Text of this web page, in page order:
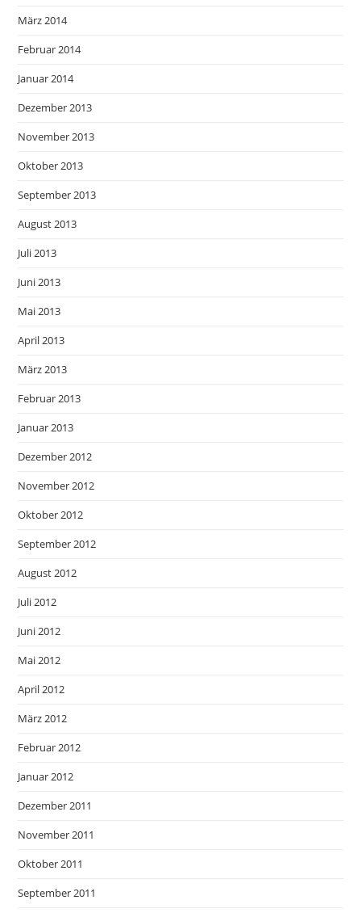
März 2014
Februar 2014
Januar 2014
Dezember 2013
November 2013
Oktober 2013
September 2013
August 2013
Juli 2013
Juni 2013
Mai 2013
April 2013
März 2013
Februar 2013
Januar 2013
Dezember 2012
November 2012
Oktober 2012
September 2012
August 2012
Juli 2012
Juni 2012
Mai 2012
April 2012
März 2012
Februar 2012
Januar 2012
Dezember 2011
November 2011
Oktober 2011
September 2011